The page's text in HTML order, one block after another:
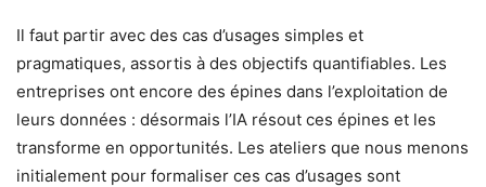
Il faut partir avec des cas d’usages simples et
pragmatiques, assortis à des objectifs quantifiables. Les
entreprises ont encore des épines dans l’exploitation de
leurs données : désormais l’IA résout ces épines et les
transforme en opportunités. Les ateliers que nous menons
initialement pour formaliser ces cas d’usages sont